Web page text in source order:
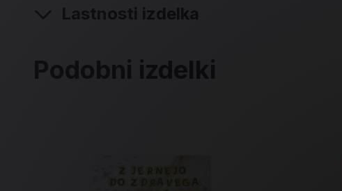
Lastnosti izdelka
Podobni izdelki